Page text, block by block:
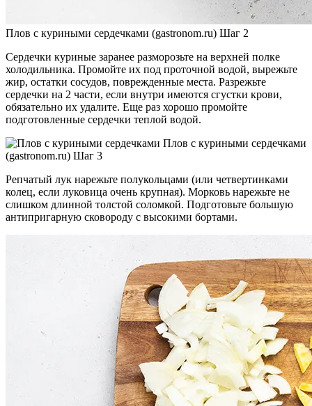
Плов с куриными сердечками (gastronom.ru) Шаг 2
Сердечки куриные заранее разморозьте на верхней полке
холодильника. Промойте их под проточной водой, вырежьте
жир, остатки сосудов, поврежденные места. Разрежьте
сердечки на 2 части, если внутри имеются сгустки крови,
обязательно их удалите. Еще раз хорошо промойте
подготовленные сердечки теплой водой.
Плов с куриными сердечками
(gastronom.ru) Шаг 3
Репчатый лук нарежьте полукольцами (или четвертинками
колец, если луковица очень крупная). Морковь нарежьте не
слишком длинной толстой соломкой. Подготовьте большую
антипригарную сковороду с высокими бортами.